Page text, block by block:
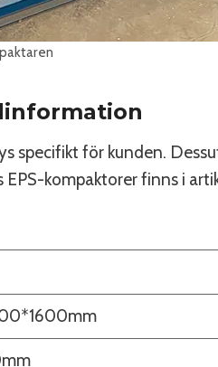
specifikt för kunden.
kompaktorer finns i